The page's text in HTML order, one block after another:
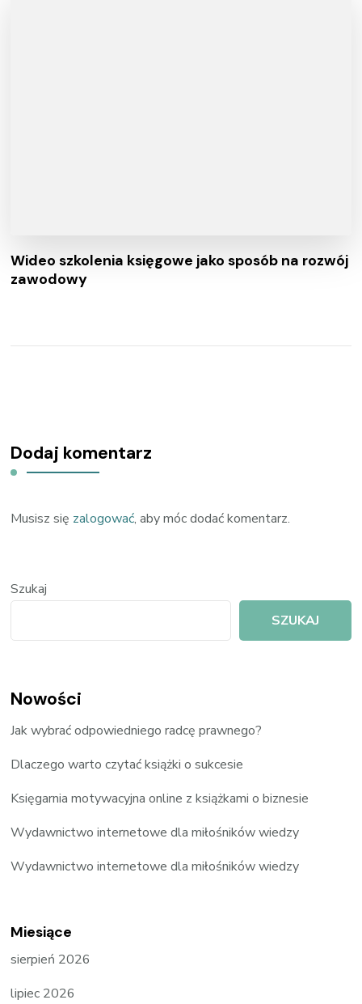
Wideo szkolenia księgowe jako sposób na rozwój
zawodowy
Dodaj komentarz
Musisz się zalogować, aby móc dodać komentarz.
Szukaj
SZUKAJ
Nowości
Jak wybrać odpowiedniego radcę prawnego?
Dlaczego warto czytać książki o sukcesie
Księgarnia motywacyjna online z książkami o biznesie
Wydawnictwo internetowe dla miłośników wiedzy
Wydawnictwo internetowe dla miłośników wiedzy
Miesiące
sierpień 2026
lipiec 2026